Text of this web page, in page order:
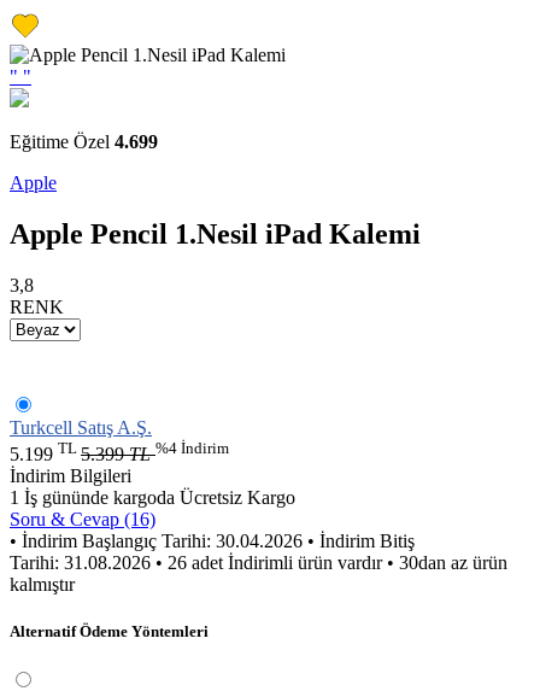
" "
Eğitime Özel 4.699
Apple
Apple Pencil 1.Nesil iPad Kalemi
3,8
RENK
Turkcell Satış A.Ş.
5.199 TL 5.399TL%4 İndirim
İndirim Bilgileri
1 İş gününde kargoda Ücretsiz Kargo
Soru & Cevap (16)
• İndirim Başlangıç Tarihi: 30.04.2026 • İndirim Bitiş
Tarihi: 31.08.2026 • 26 adet İndirimli ürün vardır • 30dan az ürün
kalmıştır
Alternatif Ödeme Yöntemleri